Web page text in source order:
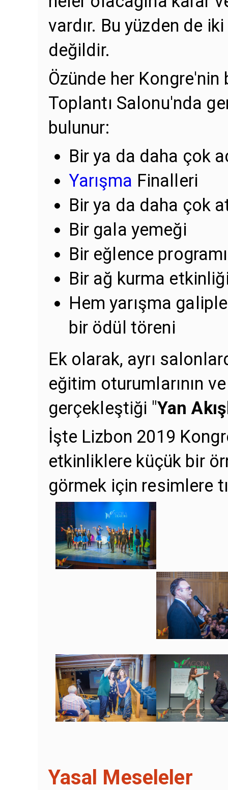
vardır. Bu yüzden de
değildir.
Özünde her Kongre'nin
Toplantı Salonu'nda
bulunur:
Bir ya da daha çok
Yarışma Finalleri
Bir ya da daha çok
Bir gala yemeği
Bir eğlence programı
Bir ağ kurma
Hem yarışma
bir ödül töreni
Ek olarak, ayrı
eğitim oturumlarının
gerçekleştiği "Yan
İşte Lizbon 2019
etkinliklere küçük bir
görmek için resimlere
Yasal Meseleler